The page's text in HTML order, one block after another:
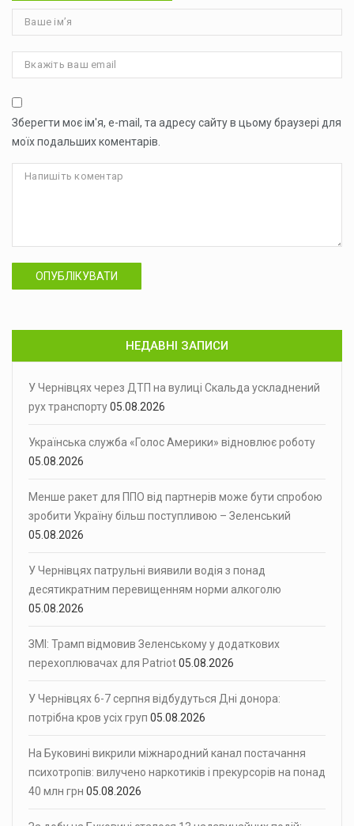
Зберегти моє ім'я, e-mail, та адресу сайту в цьому браузері для
моїх подальших коментарів.
ОПУБЛІКУВАТИ
НЕДАВНІ ЗАПИСИ
У Чернівцях через ДТП на вулиці Скальда ускладнений
рух транспорту05.08.2026
Українська служба «Голос Америки» відновлює роботу
05.08.2026
Менше ракет для ППО від партнерів може бути спробою
зробити Україну більш поступливою – Зеленський
05.08.2026
У Чернівцях патрульні виявили водія з понад
десятикратним перевищенням норми алкоголю
05.08.2026
ЗМІ: Трамп відмовив Зеленському у додаткових
перехоплювачах для Patriot05.08.2026
У Чернівцях 6-7 серпня відбудуться Дні донора:
потрібна кров усіх груп 05.08.2026
На Буковині викрили міжнародний канал постачання
психотропів: вилучено наркотиків і прекурсорів на понад
40 млн грн 05.08.2026